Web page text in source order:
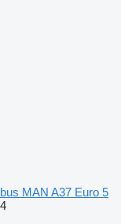
bus MAN A37 Euro 5
4